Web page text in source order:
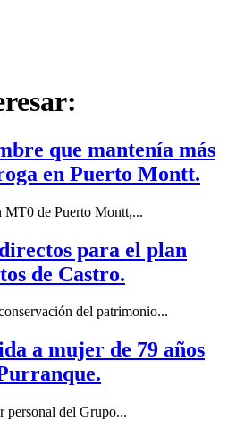
que mantenía más
en Puerto Montt.
MT0 de Puerto Montt,...
para el plan
de Castro.
del patrimonio...
a mujer de 79 años
personal del Grupo...